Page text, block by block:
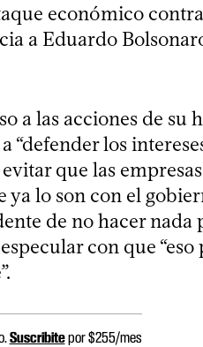
económico
a Eduardo
a las acciones de su
“defender los
que las
ya lo son con el
de no hacer nada
con que “eso
Suscribitepor $255/mes